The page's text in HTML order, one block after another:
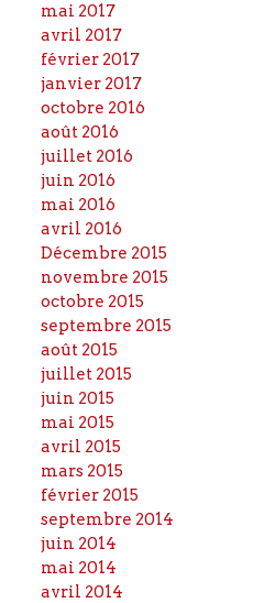
mai 2017
avril 2017
février 2017
janvier 2017
octobre 2016
août 2016
juillet 2016
juin 2016
mai 2016
avril 2016
Décembre 2015
novembre 2015
octobre 2015
septembre 2015
août 2015
juillet 2015
juin 2015
mai 2015
avril 2015
mars 2015
février 2015
septembre 2014
juin 2014
mai 2014
avril 2014